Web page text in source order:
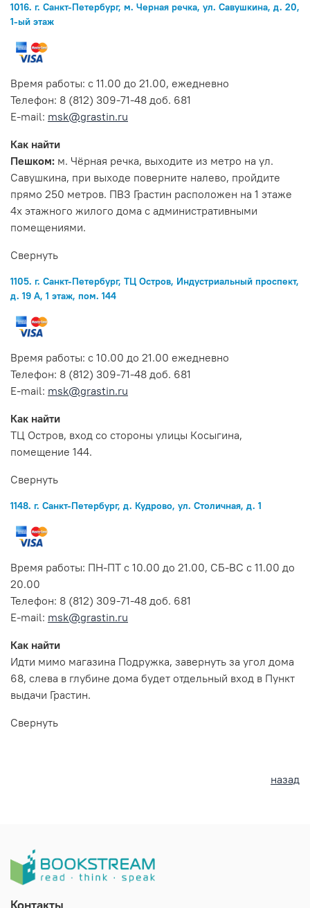
1016. г. Санкт-Петербург, м. Черная речка, ул. Савушкина, д. 20,
1-ый этаж
Время работы: с 11.00 до 21.00, ежедневно
Телефон: 8 (812) 309-71-48 доб. 681
E-mail: msk@grastin.ru
Как найти
Пешком: м. Чёрная речка, выходите из метро на ул.
Савушкина, при выходе поверните налево, пройдите
прямо 250 метров. ПВЗ Грастин расположен на 1 этаже
4х этажного жилого дома с административными
помещениями.
Свернуть
1105. г. Санкт-Петербург, ТЦ Остров, Индустриальный проспект,
д. 19 А, 1 этаж, пом. 144
Время работы: с 10.00 до 21.00 ежедневно
Телефон: 8 (812) 309-71-48 доб. 681
E-mail: msk@grastin.ru
Как найти
ТЦ Остров, вход со стороны улицы Косыгина,
помещение 144.
Свернуть
1148. г. Санкт-Петербург, д. Кудрово, ул. Столичная, д. 1
Время работы: ПН-ПТ с 10.00 до 21.00, СБ-ВС с 11.00 до
20.00
Телефон: 8 (812) 309-71-48 доб. 681
E-mail: msk@grastin.ru
Как найти
Идти мимо магазина Подружка, завернуть за угол дома
68, слева в глубине дома будет отдельный вход в Пункт
выдачи Грастин.
Свернуть
назад